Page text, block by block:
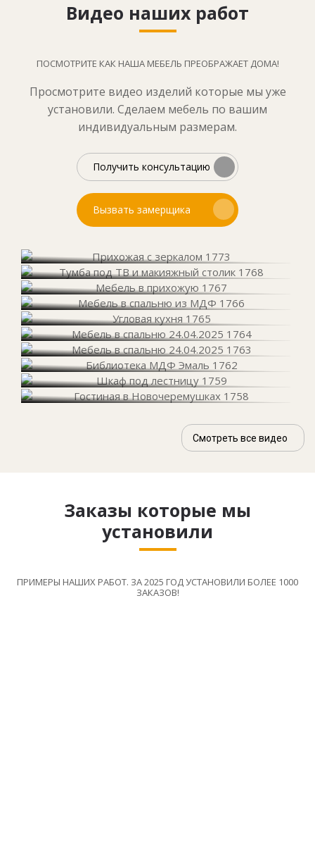
Видео наших работ
ПОСМОТРИТЕ КАК НАША МЕБЕЛЬ ПРЕОБРАЖАЕТ ДОМА!
Просмотрите видео изделий которые мы уже
установили. Сделаем мебель по вашим
индивидуальным размерам.
Получить консультацию
Вызвать замерщика
Смотреть все видео
Заказы которые мы
установили
ПРИМЕРЫ НАШИХ РАБОТ. ЗА 2025 ГОД УСТАНОВИЛИ БОЛЕЕ 1000
ЗАКАЗОВ!